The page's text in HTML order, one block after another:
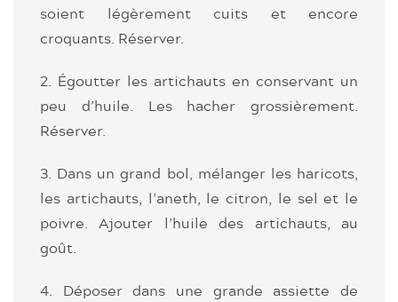
soient légèrement cuits et encore
croquants. Réserver.
2. Égoutter les artichauts en conservant un
peu d’huile. Les hacher grossièrement.
Réserver.
3. Dans un grand bol, mélanger les haricots,
les artichauts, l’aneth, le citron, le sel et le
poivre. Ajouter l’huile des artichauts, au
goût.
4. Déposer dans une grande assiette de